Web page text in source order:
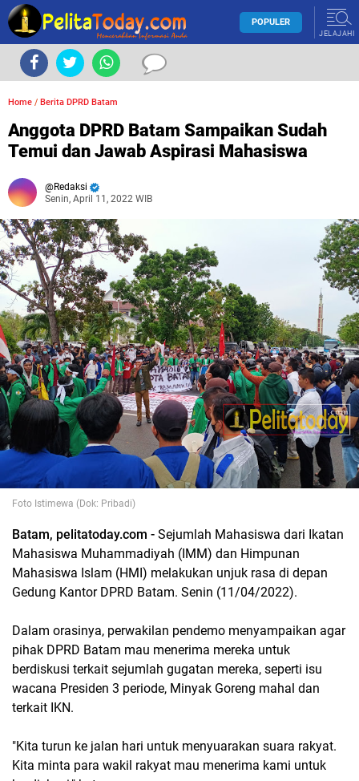
POPULER
JELAJAHI
Home / Berita DPRD Batam
Anggota DPRD Batam Sampaikan Sudah
Temui dan Jawab Aspirasi Mahasiswa
Redaksi
Senin, April 11, 2022 WIB
Foto Istimewa (Dok: Pribadi)
Batam, pelitatoday.com - Sejumlah Mahasiswa dari Ikatan
Mahasiswa Muhammadiyah (IMM) dan Himpunan
Mahasiswa Islam (HMI) melakukan unjuk rasa di depan
Gedung Kantor DPRD Batam. Senin (11/04/2022).
Dalam orasinya, perwakilan pendemo menyampaikan agar
pihak DPRD Batam mau menerima mereka untuk
berdiskusi terkait sejumlah gugatan mereka, seperti isu
wacana Presiden 3 periode, Minyak Goreng mahal dan
terkait IKN.
"Kita turun ke jalan hari untuk menyuarakan suara rakyat.
Kita minta para wakil rakyat mau menerima kami untuk